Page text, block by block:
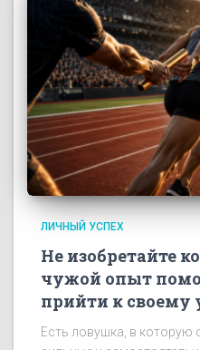
ЛИЧНЫЙ УСПЕХ
Не изобретайте
чужой опыт
прийти к своему
Есть ловушка, в